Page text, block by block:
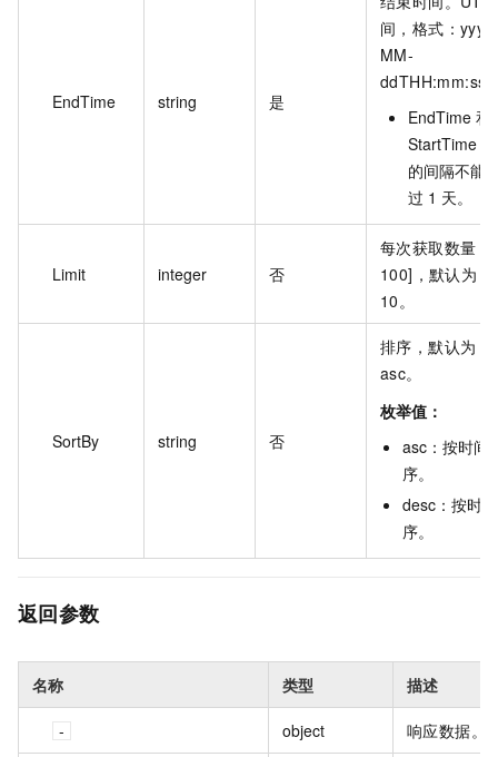
EndTime string 是
间，格式：yyyy-
MM-
EndTime 和
StartTime
的间隔不能
过 1 天。
Limit integer 否
每次获取数量，
100]，默认为
10。
SortBy string 否
排序，默认为
asc。
枚举值：
asc ： 按时间
序。
desc ： 按时
序。
返回参数
名称 类型 描述
object 响应数据。